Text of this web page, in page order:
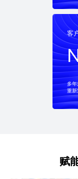
客
多年
重新
赋